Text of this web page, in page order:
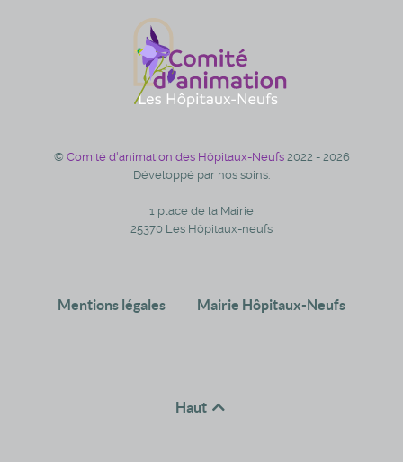
© Comité d'animation des Hôpitaux-Neufs 2022 - 2026
Développé par nos soins.
1 place de la Mairie
25370 Les Hôpitaux-neufs
Mentions légales Mairie Hôpitaux-Neufs
Haut